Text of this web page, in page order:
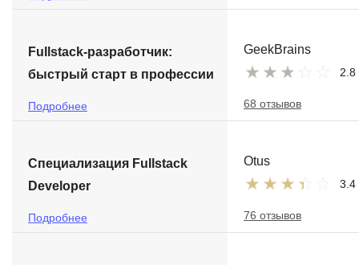
Fullstack-разработчик:
быстрый старт в профессии
Подробнее
GeekBrains
2.8
68 отзывов
Специализация Fullstack
Developer
Подробнее
Otus
3.4
76 отзывов